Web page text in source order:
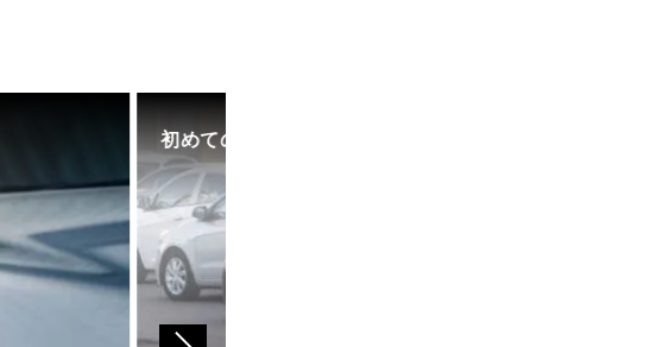
初めての中古車選び、購入時の流れや必要な書類などに